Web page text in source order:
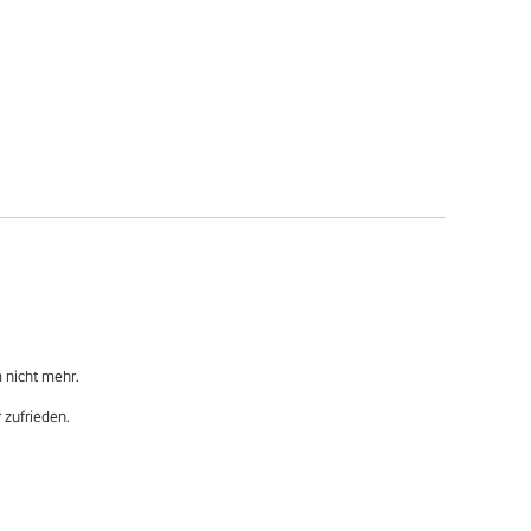
nicht mehr.
zufrieden.